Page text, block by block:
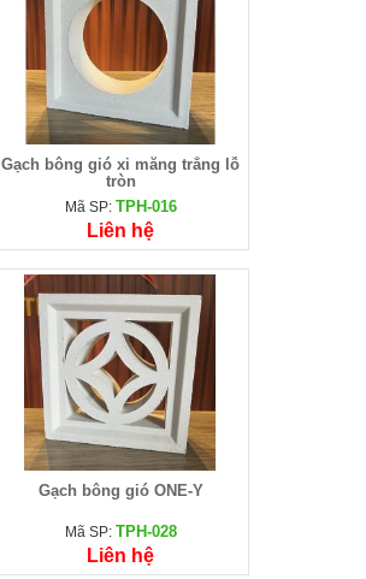
Gạch bông gió Windows
Mã SP:TPH-025
Liên hệ
Gạch bông gió xi măng trắng lỗ
tròn
Mã SP: TPH-016
Liên hệ
Gạch bông gió ONE-Y
Mã SP: TPH-028
Liên hệ